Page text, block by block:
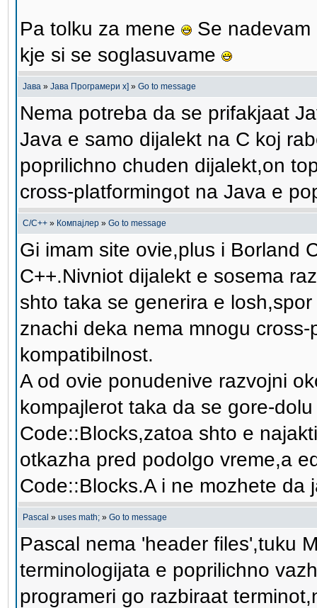
Pa tolku za mene
Se
kje si se soglasuvame
Јава » Јава Програмери x] » Go to message
Nema potreba da se prifakjaat
Java e samo dijalekt na C koj
poprilichno chuden dijalekt,on
cross-platformingot na Java e
C/C++ » Компајлер » Go to message
Gi imam site ovie,plus i Borland
C++.Nivniot dijalekt e sosema
shto taka se generira e
znachi deka nema mnogu
kompatibilnost.
A od ovie ponudenive razvojni
kompajlerot taka da se gore-
Code::Blocks,zatoa shto e
otkazha pred podolgo vreme,a
Code::Blocks.A i ne mozhete
Pascal » uses math; » Go to message
Pascal nema 'header files',tuku
terminologijata e poprilichno
programeri go razbiraat